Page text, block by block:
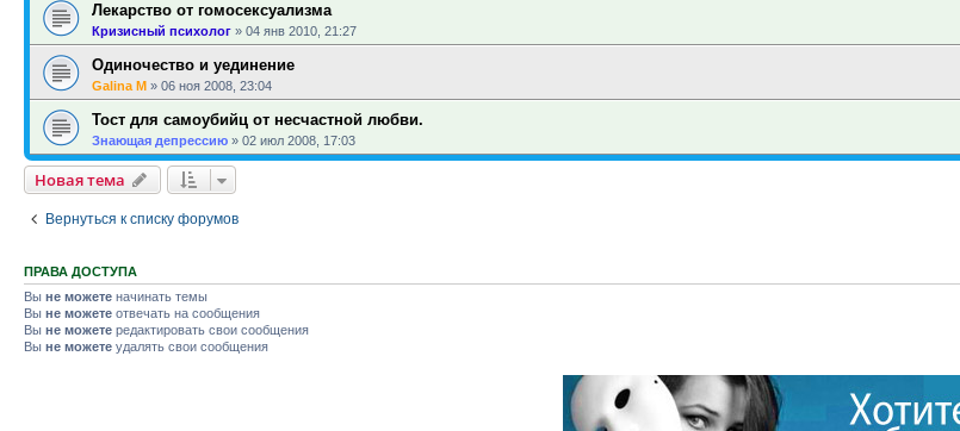
Лекарство от гомосексуализма
Кризисный психолог » 04 янв 2010, 21:27
Одиночество и уединение
Galina M » 06 ноя 2008, 23:04
Тост для самоубийц от несчастной любви.
Знающая депрессию » 02 июл 2008, 17:03
Новая тема
Вернуться к списку форумов
ПРАВА ДОСТУПА
Вы не можете начинать темы
Вы не можете отвечать на сообщения
Вы не можете редактировать свои сообщения
Вы не можете удалять свои сообщения